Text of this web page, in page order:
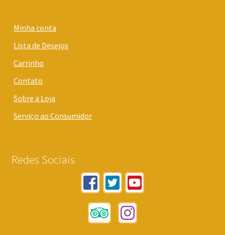
Minha conta
Lista de Desejos
Carrinho
Contato
Sobre a Loja
Serviço ao Consumidor
Redes Sociais